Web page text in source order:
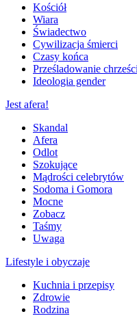
Kościół
Wiara
Świadectwo
Cywilizacja śmierci
Czasy końca
Prześladowanie
Ideologia gender
Jest afera!
Skandal
Afera
Odlot
Szokujące
Mądrości celebrytów
Sodoma i Gomora
Mocne
Zobacz
Taśmy
Uwaga
Lifestyle i obyczaje
Kuchnia i przepisy
Zdrowie
Rodzina